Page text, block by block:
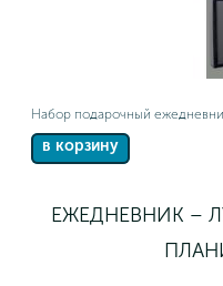
Набор подарочный
в корзину
ЕЖЕДНЕВНИК –